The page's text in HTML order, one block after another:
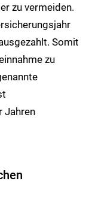
zu vermeiden.
Somit
zu
Jahren